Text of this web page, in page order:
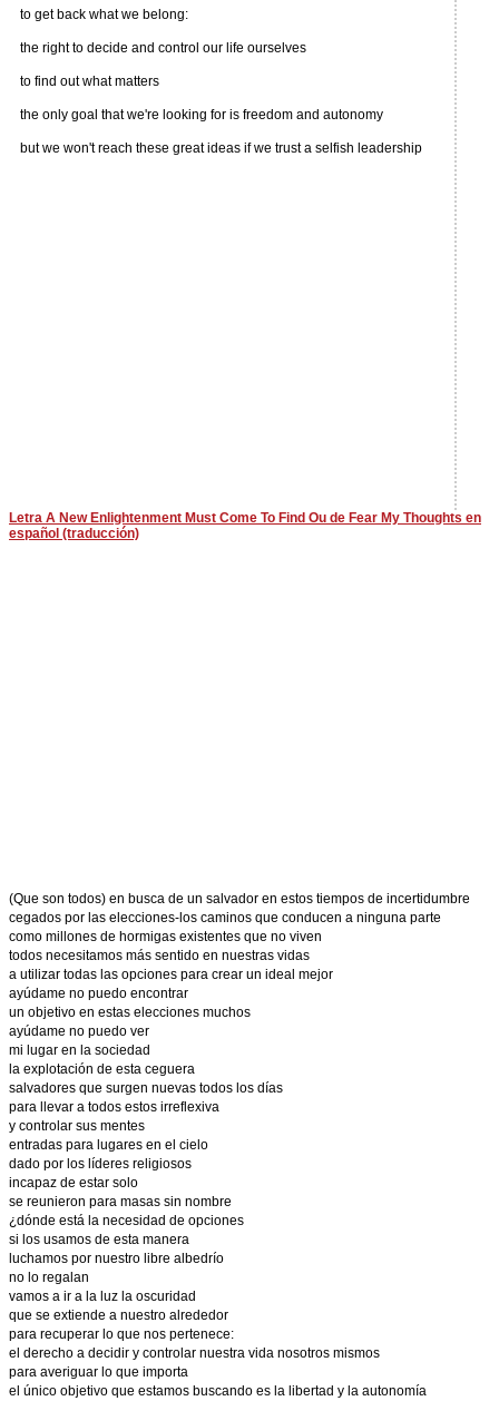
to get back what we belong:
the right to decide and control our life ourselves
to find out what matters
the only goal that we're looking for is freedom and autonomy
but we won't reach these great ideas if we trust a selfish leadership
Letra A New Enlightenment Must Come To Find Ou de Fear My Thoughts en
español (traducción)
(Que son todos) en busca de un salvador en estos tiempos de incertidumbre
cegados por las elecciones-los caminos que conducen a ninguna parte
como millones de hormigas existentes que no viven
todos necesitamos más sentido en nuestras vidas
a utilizar todas las opciones para crear un ideal mejor
ayúdame no puedo encontrar
un objetivo en estas elecciones muchos
ayúdame no puedo ver
mi lugar en la sociedad
la explotación de esta ceguera
salvadores que surgen nuevas todos los días
para llevar a todos estos irreflexiva
y controlar sus mentes
entradas para lugares en el cielo
dado por los líderes religiosos
incapaz de estar solo
se reunieron para masas sin nombre
¿dónde está la necesidad de opciones
si los usamos de esta manera
luchamos por nuestro libre albedrío
no lo regalan
vamos a ir a la luz la oscuridad
que se extiende a nuestro alrededor
para recuperar lo que nos pertenece:
el derecho a decidir y controlar nuestra vida nosotros mismos
para averiguar lo que importa
el único objetivo que estamos buscando es la libertad y la autonomía